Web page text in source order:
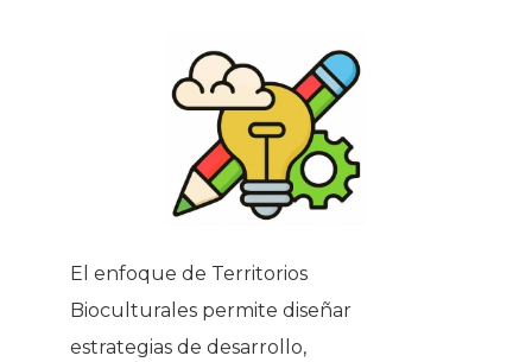
El enfoque de Territorios
Bioculturales permite diseñar
estrategias de desarrollo,